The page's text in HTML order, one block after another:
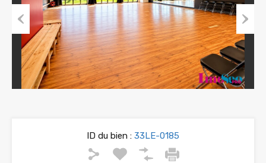
Previous Next
ID du bien : 33LE-0185